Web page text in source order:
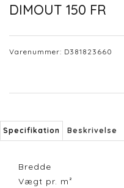
DIMOUT 150 FR
Varenummer: D381823660
Specifikation Beskrivelse
Bredde
Vægt pr. m²